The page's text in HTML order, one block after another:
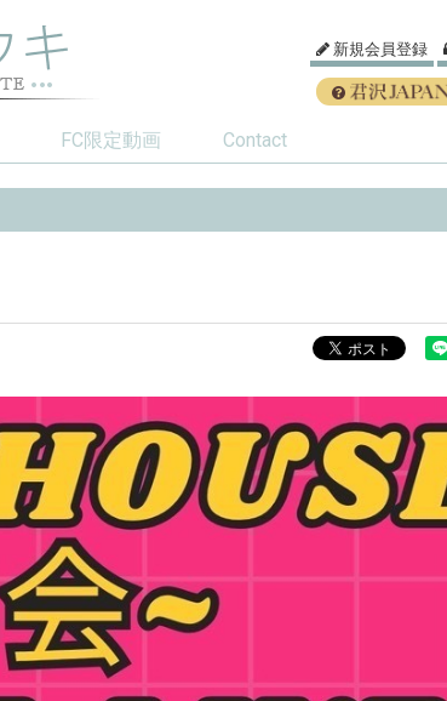
新規会員登録
FC限定動画 Contact